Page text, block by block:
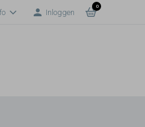
Inloggen
0